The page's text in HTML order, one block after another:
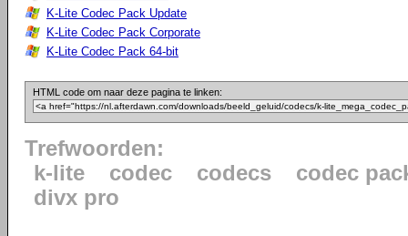
K-Lite Codec Pack Update
K-Lite Codec Pack Corporate
K-Lite Codec Pack 64-bit
HTML code om naar deze pagina te linken:
Trefwoorden:
k-lite
codec codecs
codec
divx pro